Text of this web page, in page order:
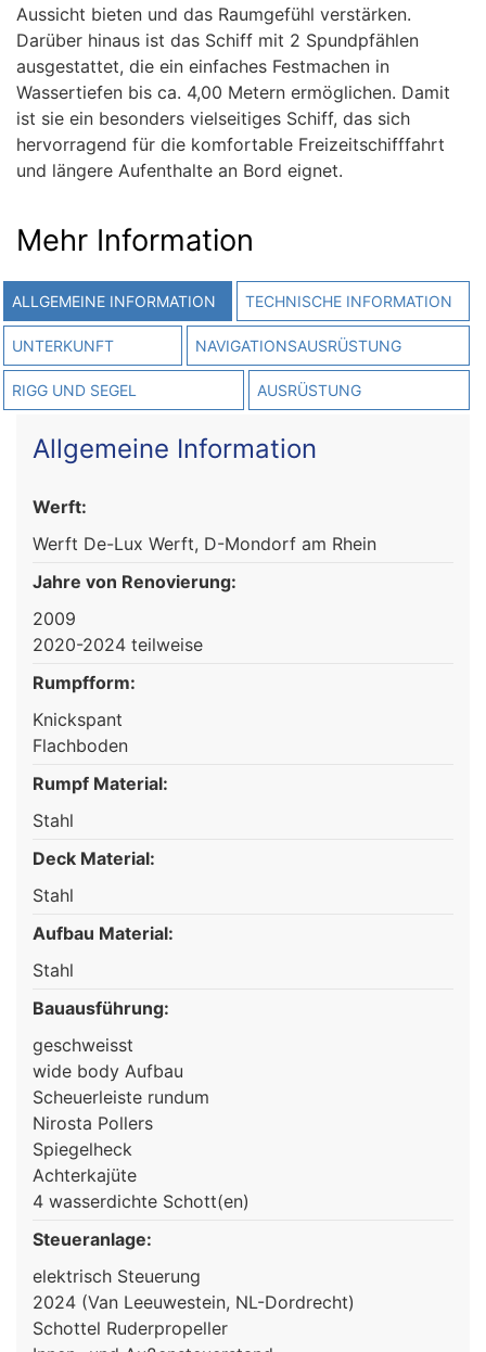
Aussicht bieten und das Raumgefühl verstärken.
Darüber hinaus ist das Schiff mit 2 Spundpfählen
ausgestattet, die ein einfaches Festmachen in
Wassertiefen bis ca. 4,00 Metern ermöglichen. Damit
ist sie ein besonders vielseitiges Schiff, das sich
hervorragend für die komfortable Freizeitschifffahrt
und längere Aufenthalte an Bord eignet.
Mehr Information
ALLGEMEINE INFORMATION TECHNISCHE INFORMATION
UNTERKUNFT NAVIGATIONSAUSRÜSTUNG
RIGG UND SEGEL AUSRÜSTUNG
Allgemeine Information
Werft:
Werft De-Lux Werft, D-Mondorf am Rhein
Jahre von Renovierung:
2009
2020-2024 teilweise
Rumpfform:
Knickspant
Flachboden
Rumpf Material:
Stahl
Deck Material:
Stahl
Aufbau Material:
Stahl
Bauausführung:
geschweisst
wide body Aufbau
Scheuerleiste rundum
Nirosta Pollers
Spiegelheck
Achterkajüte
4 wasserdichte Schott(en)
Steueranlage:
elektrisch Steuerung
2024 (Van Leeuwestein, NL-Dordrecht)
Schottel Ruderpropeller